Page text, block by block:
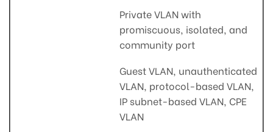
Private VLAN with
promiscuous, isolated, and
community port
Guest VLAN, unauthenticated
VLAN, protocol-based VLAN,
IP subnet-based VLAN, CPE
VLAN